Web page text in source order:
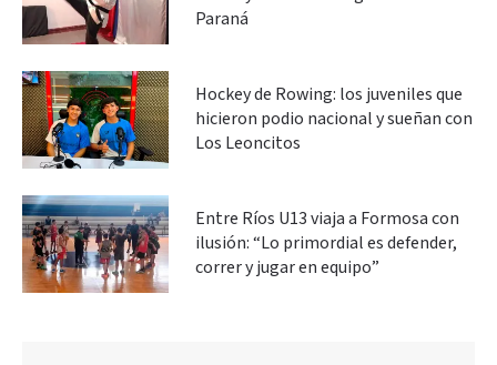
Paraná
Hockey de Rowing: los juveniles que
hicieron podio nacional y sueñan con
Los Leoncitos
Entre Ríos U13 viaja a Formosa con
ilusión: “Lo primordial es defender,
correr y jugar en equipo”